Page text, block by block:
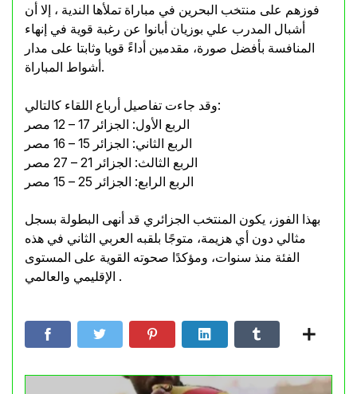
فوزهم على منتخب البحرين في مباراة تملأها الندية ، إلا أن
أشبال المدرب علي بوزيان أبانوا عن رغبة قوية في إنهاء
المنافسة بأفضل صورة، مقدمين أداءً قويا وثابتا على مدار
أشواط المباراة.
وقد جاءت تفاصيل أرباع اللقاء كالتالي:
الربع الأول: الجزائر 17 – 12 مصر
الربع الثاني: الجزائر 15 – 16 مصر
الربع الثالث: الجزائر 21 – 27 مصر
الربع الرابع: الجزائر 25 – 15 مصر
بهذا الفوز، يكون المنتخب الجزائري قد أنهى البطولة بسجل
مثالي دون أي هزيمة، متوجًا بلقبه العربي الثاني في هذه
الفئة منذ سنوات، ومؤكدًا صحوته القوية على المستوى
الإقليمي والعالمي .